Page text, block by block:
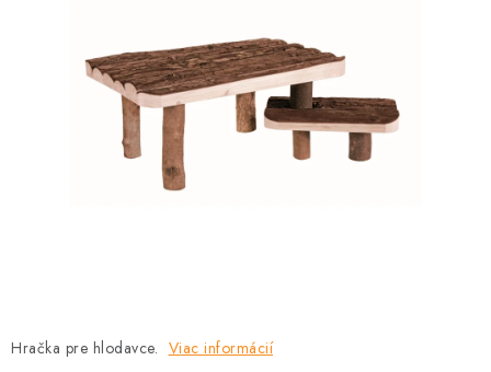
Hračka pre hlodavce. Viac informácií